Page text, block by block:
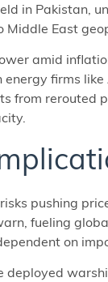
in Pakistan,
Middle East
amid
energy firms
from rerouted
pushing
fueling
on
deployed